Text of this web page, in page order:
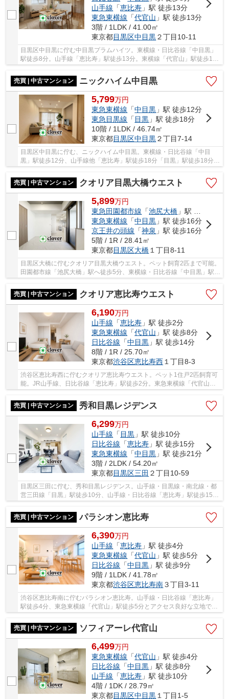
山手線 「恵比寿 」駅 徒歩13分
東急東横線 「代官山 」駅 徒歩13分
3階 / 1LDK / 41.00㎡
東京都目黒区中目黒２丁目10-11
目黒区中目黒に佇む中目黒プラムハイツ。東横線・日比谷線「中目黒」
駅徒歩8分。山手線「恵比寿」駅徒歩13分。東横線「代官山」駅徒歩13
売買 | 中古マンション
ニックハイム中目黒
5,799万円
東急東横線 「中目黒 」駅 徒歩12分
東急目黒線 「 目黒 」駅 徒歩18分
10階 / 1LDK / 46.74㎡
東京都目黒区中目黒２丁目7-14
目黒区中目黒に佇む、ニックハイム中目黒。東横線・日比谷線「中目
黒」駅徒歩12分、山手線他「恵比寿」駅徒歩18分「目黒」駅徒歩18分。
売買 | 中古マンション
クオリア目黒大橋ウエスト
5,899万円
東急田園都市線 「池尻大橋 」駅 徒歩5分
東急東横線 「中目黒 」駅 徒歩16分
京王井の頭線 「神泉 」駅 徒歩16分
5階 / 1R / 28.41㎡
東京都目黒区大橋 １丁目8-11
目黒区大橋に佇むクオリア目黒大橋ウエスト。ペット飼育2匹まで可能。
田園都市線「池尻大橋」駅へ徒歩5分、東横線・日比谷線「中目黒」駅と
売買 | 中古マンション
クオリア恵比寿ウエスト
6,190万円
山手線 「恵比寿 」駅 徒歩2分
東急東横線 「代官山 」駅 徒歩8分
日比谷線 「中目黒 」駅 徒歩14分
8階 / 1R / 25.70㎡
東京都渋谷区恵比寿西 １丁目8-3
渋谷区恵比寿西に佇むクオリア恵比寿ウエスト。ペット1住戸2匹飼育可
能。JR山手線、日比谷線「恵比寿」駅徒歩2分。東急東横線「代官山」
駅徒歩8分も利用可。2003年3月築、鉄骨鉄筋コン...
売買 | 中古マンション
秀和目黒レジデンス
6,299万円
山手線 「 目黒 」駅 徒歩10分
日比谷線 「恵比寿 」駅 徒歩15分
東急東横線 「中目黒 」駅 徒歩21分
3階 / 2LDK / 54.20㎡
東京都目黒区三田 ２丁目10-59
目黒区三田に佇む、秀和目黒レジデンス。山手線・目黒線・南北線・都
営三田線「目黒」駅徒歩10分、山手線・日比谷線「恵比寿」駅徒歩15
分。高台の南傾斜の閑静な住宅街に位置する、196...
売買 | 中古マンション
パラシオン恵比寿
6,390万円
山手線 「恵比寿 」駅 徒歩4分
東急東横線 「代官山 」駅 徒歩5分
日比谷線 「中目黒 」駅 徒歩9分
9階 / 1LDK / 41.78㎡
東京都渋谷区恵比寿南３丁目3-11
渋谷区恵比寿南に佇むパラシオン恵比寿。山手線・日比谷線「恵比寿」
駅徒歩4分、東急東横線「代官山」駅徒歩5分とアクセス良好な立地で
す。近隣にコンビニ・スーパー・ショッピングモ...
売買 | 中古マンション
ソフィアーレ代官山
6,499万円
東急東横線 「代官山 」駅 徒歩4分
日比谷線 「中目黒 」駅 徒歩8分
山手線 「恵比寿 」駅 徒歩10分
4階 / 1DK / 28.79㎡
東京都目黒区中目黒１丁目1-5